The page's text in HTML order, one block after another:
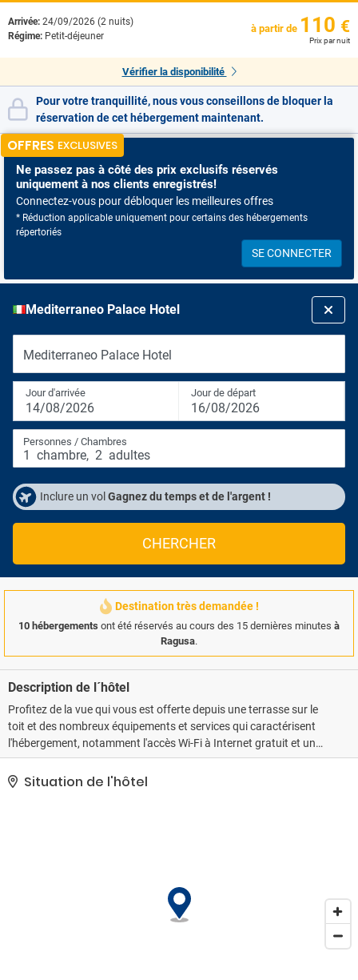
Arrivée: 24/09/2026 (2 nuits)
Régime: Petit-déjeuner
à partir de 110 €
Prix par nuit
Vérifier la disponibilité
Pour votre tranquillité, nous vous conseillons de bloquer la
réservation de cet hébergement maintenant.
OFFRES EXCLUSIVES
Ne passez pas à côté des prix exclusifs réservés
uniquement à nos clients enregistrés!
Connectez-vous pour débloquer les meilleures offres
* Réduction applicable uniquement pour certains des hébergements
répertoriés
SE CONNECTER
Mediterraneo Palace Hotel
Mediterraneo Palace Hotel
Jour d'arrivée
14/08/2026
Jour de départ
16/08/2026
Personnes / Chambres
1 chambre, 2 adultes
Inclure un vol Gagnez du temps et de l'argent !
CHERCHER
Destination très demandée !
10 hébergements ont été réservés au cours des 15 dernières minutes à
Ragusa.
Description de l´hôtel
Profitez de la vue qui vous est offerte depuis une terrasse sur le
toit et des nombreux équipements et services qui caractérisent
l'hébergement, notamment l'accès Wi-Fi à Internet gratuit et un
service de conciergerie.. Le classement officiel par étoiles de cet
hébergement a été attribué par the local rating authority.. Les
Situation de l'hôtel